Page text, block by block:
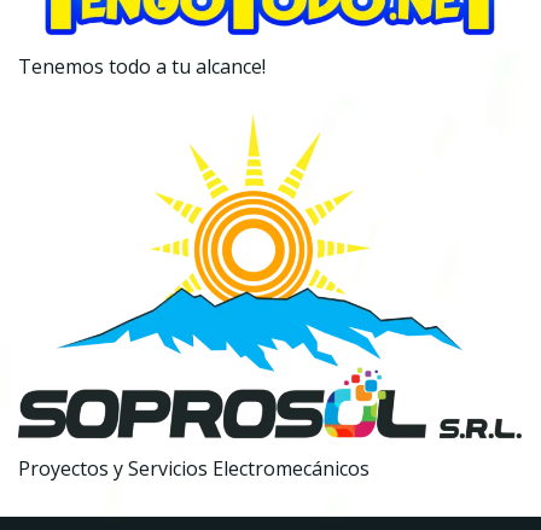
Tenemos todo a tu alcance!
Proyectos y Servicios Electromecánicos